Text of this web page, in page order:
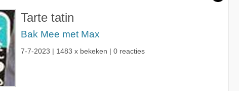
Tarte tatin
Bak Mee met Max
7-7-2023 | 1483 x bekeken | 0 reacties